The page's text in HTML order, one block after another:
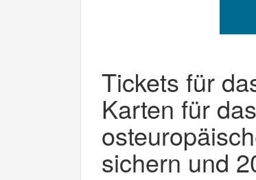
Tickets für
Karten für
sichern und